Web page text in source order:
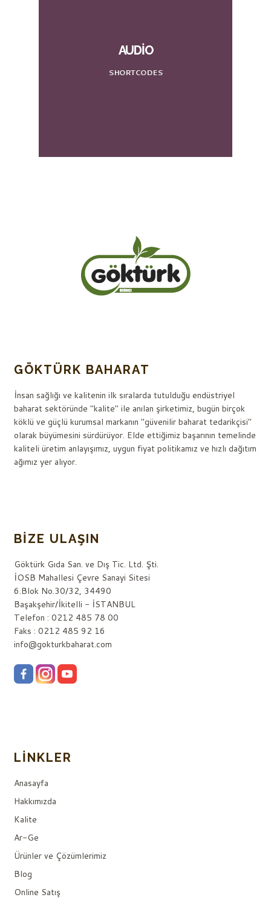
AUDIO
SHORTCODES
GÖKTÜRK BAHARAT
İnsan sağlığı ve kalitenin ilk sıralarda tutulduğu endüstriyel
baharat sektöründe "kalite" ile anılan şirketimiz, bugün birçok
köklü ve güçlü kurumsal markanın "güvenilir baharat tedarikçisi"
olarak büyümesini sürdürüyor. Elde ettiğimiz başarının temelinde
kaliteli üretim anlayışımız, uygun fiyat politikamız ve hızlı dağıtım
ağımız yer alıyor.
BIZE ULAŞIN
Göktürk Gıda San. ve Dış Tic. Ltd. Şti.
İOSB Mahallesi Çevre Sanayi Sitesi
6.Blok No.30/32, 34490
Başakşehir/İkitelli - İSTANBUL
Telefon : 0212 485 78 00
Faks : 0212 485 92 16
info@gokturkbaharat.com
LINKLER
Anasayfa
Hakkımızda
Kalite
Ar-Ge
Ürünler ve Çözümlerimiz
Blog
Online Satış